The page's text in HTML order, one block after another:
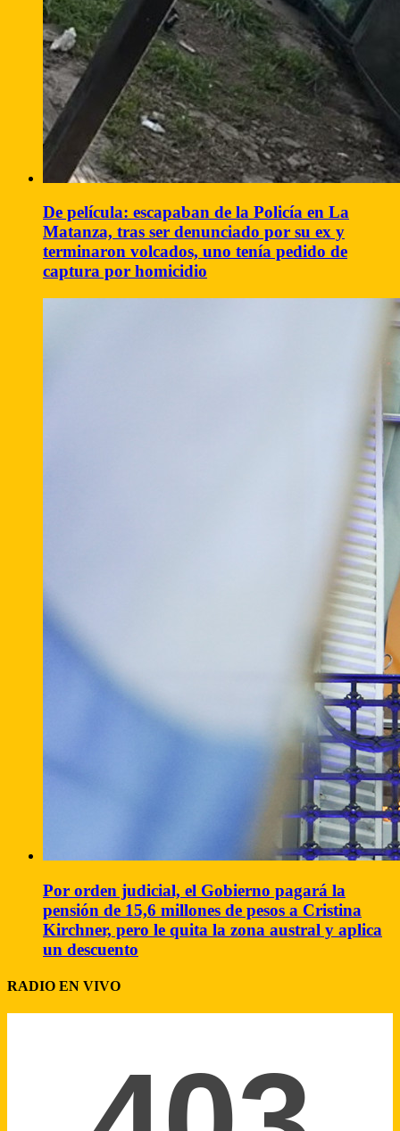
De película: escapaban de la Policía en La
Matanza, tras ser denunciado por su ex y
terminaron volcados, uno tenía pedido de
captura por homicidio
Por orden judicial, el Gobierno pagará la
pensión de 15,6 millones de pesos a Cristina
Kirchner, pero le quita la zona austral y aplica
un descuento
RADIO EN VIVO